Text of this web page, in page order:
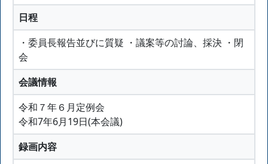
日程
・委員長報告並びに質疑 ・議案等の討論、採決 ・閉
会
会議情報
令和７年６月定例会
令和7年6月19日(本会議)
録画内容